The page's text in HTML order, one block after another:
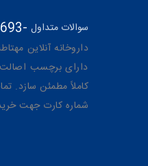
سوالات متداول -
داروخانه آنلاین مهتاطب
دارای برچسب اصالت
کاملاً مطمئن سازد.
شماره کارت جهت خرید محصولات :